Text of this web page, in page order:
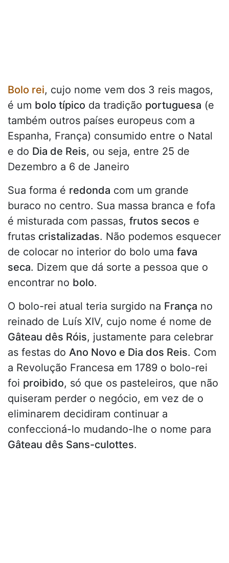
Bolo rei, cujo nome vem dos 3 reis magos,
é um bolo típico da tradição portuguesa (e
também outros países europeus com a
Espanha, França) consumido entre o Natal
e do Dia de Reis, ou seja, entre 25 de
Dezembro a 6 de Janeiro
Sua forma é redonda com um grande
buraco no centro. Sua massa branca e fofa
é misturada com passas, frutos secos e
frutas cristalizadas. Não podemos esquecer
de colocar no interior do bolo uma fava
seca. Dizem que dá sorte a pessoa que o
encontrar no bolo.
O bolo-rei atual teria surgido na França no
reinado de Luís XIV, cujo nome é nome de
Gâteau dês Róis, justamente para celebrar
as festas do Ano Novo e Dia dos Reis. Com
a Revolução Francesa em 1789 o bolo-rei
foi proibido, só que os pasteleiros, que não
quiseram perder o negócio, em vez de o
eliminarem decidiram continuar a
confeccioná-lo mudando-lhe o nome para
Gâteau dês Sans-culottes.